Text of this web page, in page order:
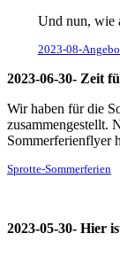
Und nun, wie
2023-08-
2023-06-30- Zeit
Wir haben für die
zusammengestellt.
Sommerferienflyer
Sprotte-Sommerferien
2023-05-30- Hier